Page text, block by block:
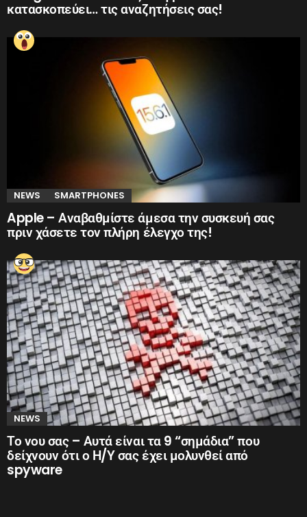
κατασκοπεύει… τις αναζητήσεις σας!
NEWS SMARTPHONES
Apple – Αναβαθμίστε άμεσα την συσκευή σας
πριν χάσετε τον πλήρη έλεγχο της!
NEWS
Το νου σας – Αυτά είναι τα 9 “σημάδια” που
δείχνουν ότι ο Η/Υ σας έχει μολυνθεί από
spyware